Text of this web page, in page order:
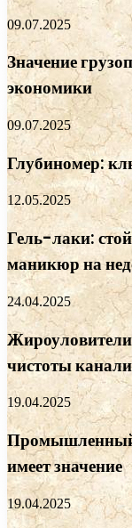
09.07.2025
Значение
экономики
09.07.2025
Глубиномер:
12.05.2025
Гель-лаки:
маникюр на
24.04.2025
чистоты
19.04.2025
Промышленный
имеет значение
19.04.2025